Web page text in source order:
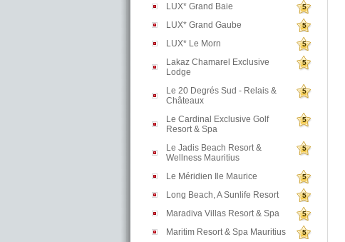
LUX* Grand Baie 5
LUX* Grand Gaube 5
LUX* Le Morn 5
Lakaz Chamarel Exclusive
Lodge
5
Le 20 Degrés Sud - Relais &
Châteaux
5
Le Cardinal Exclusive Golf
Resort & Spa
5
Le Jadis Beach Resort &
Wellness Mauritius
5
Le Méridien Ile Maurice 5
Long Beach, A Sunlife Resort 5
Maradiva Villas Resort & Spa 5
Maritim Resort & Spa Mauritius 5